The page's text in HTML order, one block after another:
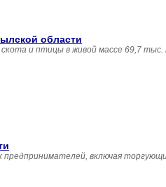
области
скота и птицы в живой массе 69,7
включая